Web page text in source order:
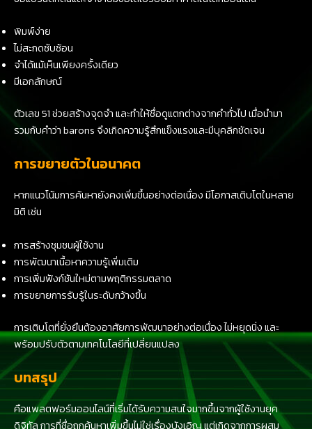
พิมพ์ง่าย
ไม่สะกดซับซ้อน
จำได้แม้เห็นเพียงครั้งเดียว
มีเอกลักษณ์
ตัวเลข 51 ช่วยสร้างจุดจำ และทำให้ชื่อดูแตกต่างจากคำทั่วไป เมื่อนำมา
รวมกับคำว่า barons จึงเกิดความรู้สึกแข็งแรงและมีบุคลิกชัดเจน
การขยายตัวในอนาคต
หากแนวโน้มการค้นหายังคงเพิ่มขึ้นอย่างต่อเนื่อง มีโอกาสเติบโตในหลาย
มิติ เช่น
การสร้างชุมชนผู้ใช้งาน
การพัฒนาเนื้อหาความรู้เพิ่มเติม
การเพิ่มฟังก์ชันใหม่ตามพฤติกรรมตลาด
การขยายการรับรู้ในระดับกว้างขึ้น
การเติบโตที่ยั่งยืนต้องอาศัยการพัฒนาอย่างต่อเนื่อง ไม่หยุดนิ่ง และ
พร้อมปรับตัวตามเทคโนโลยีที่เปลี่ยนแปลง
บทสรุป
คือแพลตฟอร์มออนไลน์ที่เริ่มได้รับความสนใจมากขึ้นจากผู้ใช้งานยุค
ดิจิทัล การที่ชื่อถูกค้นหาเพิ่มขึ้นไม่ใช่เรื่องบังเอิญ แต่เกิดจากการผสม